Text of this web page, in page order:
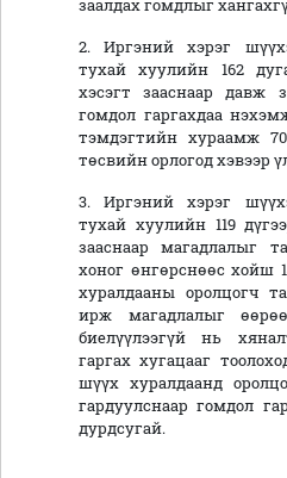
заалдах гомдлыг
2. Иргэний хэрэг
тухай хуулийн 162
хэсэгт зааснаар давж
гомдол гаргахдаа
тэмдэгтийн хураамж
төсвийн орлогод хэвээр
3. Иргэний хэрэг
тухай хуулийн 119
зааснаар магадлалыг
хоног өнгөрснөөс хойш
хуралдааны оролцогч
ирж магадлалыг
биелүүлээгүй нь
гаргах хугацааг
шүүх хуралдаанд
гардуулснаар гомдол
дурдсугай.